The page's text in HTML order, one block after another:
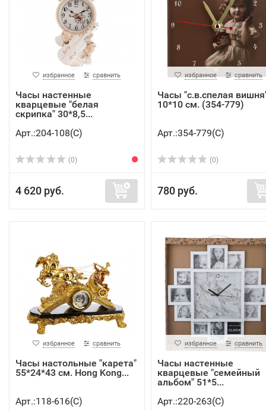
избранное сравнить
Часы настенные
кварцевые "белая
скрипка" 30*8,5...
Арт.:204-108(C)
(0)
4 620 руб.
избранное сравнить
Часы "с.в.спелая
10*10 см. (354-779)
Арт.:354-779(C)
(0)
780 руб.
избранное сравнить
Часы настольные "карета"
55*24*43 см. Hong Kong...
Арт.:118-616(C)
избранное сравнить
Часы настенные
кварцевые "семейный
альбом" 51*5...
Арт.:220-263(C)